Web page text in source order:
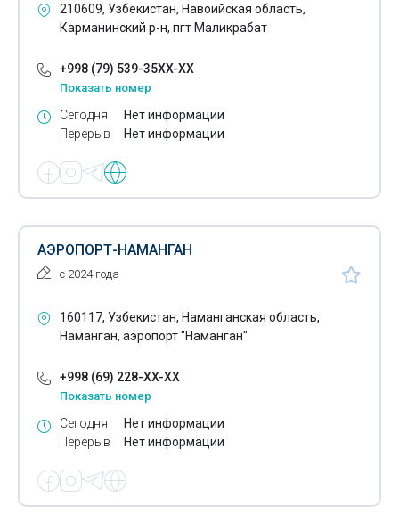
210609, Узбекистан, Навоийская область,
Карманинский р-н, пгт Маликрабат
+998 (79) 539-35XX-XX
Показать номер
Сегодня
Перерыв
Нет информации
Нет информации
АЭРОПОРТ-НАМАНГАН
с 2024 года
160117, Узбекистан, Наманганская область,
Наманган, аэропорт "Наманган"
+998 (69) 228-XX-XX
Показать номер
Сегодня
Перерыв
Нет информации
Нет информации